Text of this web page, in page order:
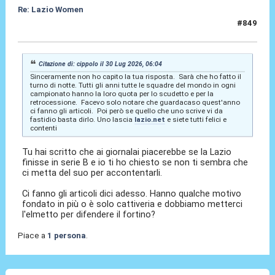
Re: Lazio Women
#849
Citazione di: cippolo il 30 Lug 2026, 06:04
Sinceramente non ho capito la tua risposta. Sarà che ho fatto il
turno di notte. Tutti gli anni tutte le squadre del mondo in ogni
campionato hanno la loro quota per lo scudetto e per la
retrocessione. Facevo solo notare che guardacaso quest'anno
ci fanno gli articoli. Poi però se quello che uno scrive vi da
fastidio basta dirlo. Uno lascia lazio.net e siete tutti felici e
contenti
Tu hai scritto che ai giornalai piacerebbe se la Lazio
finisse in serie B e io ti ho chiesto se non ti sembra che
ci metta del suo per accontentarli.
Ci fanno gli articoli dici adesso. Hanno qualche motivo
fondato in più o è solo cattiveria e dobbiamo metterci
l'elmetto per difendere il fortino?
Piace a 1 persona.